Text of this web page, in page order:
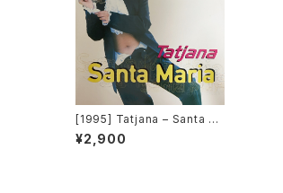
[1995] Tatjana – Santa M
aria [Love This Records]
¥2,900